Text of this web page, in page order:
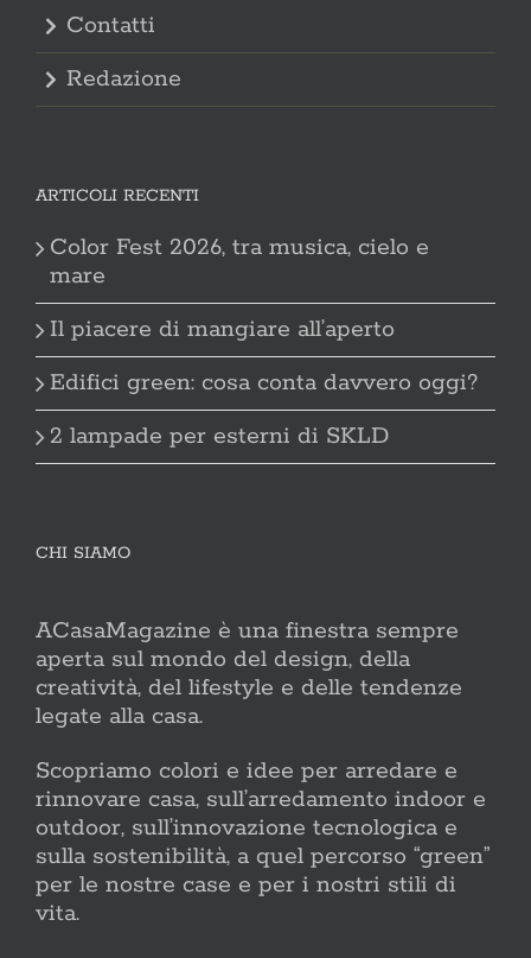
Contatti
Redazione
ARTICOLI RECENTI
Color Fest 2026, tra musica, cielo e
mare
Il piacere di mangiare all’aperto
Edifici green: cosa conta davvero oggi?
2 lampade per esterni di SKLD
CHI SIAMO
ACasaMagazine è una finestra sempre
aperta sul mondo del design, della
creatività, del lifestyle e delle tendenze
legate alla casa.
Scopriamo colori e idee per arredare e
rinnovare casa, sull’arredamento indoor e
outdoor, sull’innovazione tecnologica e
sulla sostenibilità, a quel percorso “green”
per le nostre case e per i nostri stili di
vita.